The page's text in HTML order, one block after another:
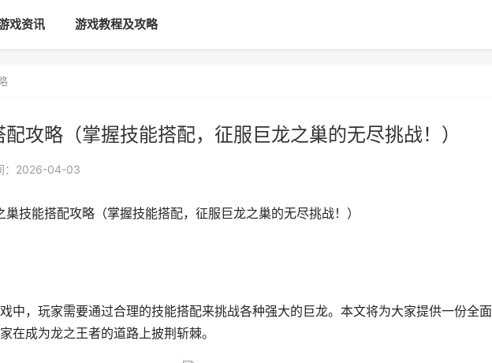
戏资讯 游戏教程及攻略
攻略（掌握技能搭配，征服巨龙之巢的无尽挑战！）
：2026-04-03
技能搭配攻略（掌握技能搭配，征服巨龙之巢的无尽挑战！）
中，玩家需要通过合理的技能搭配来挑战各种强大的巨龙。本文将为大家提供一份全
在成为龙之王者的道路上披荆斩棘。